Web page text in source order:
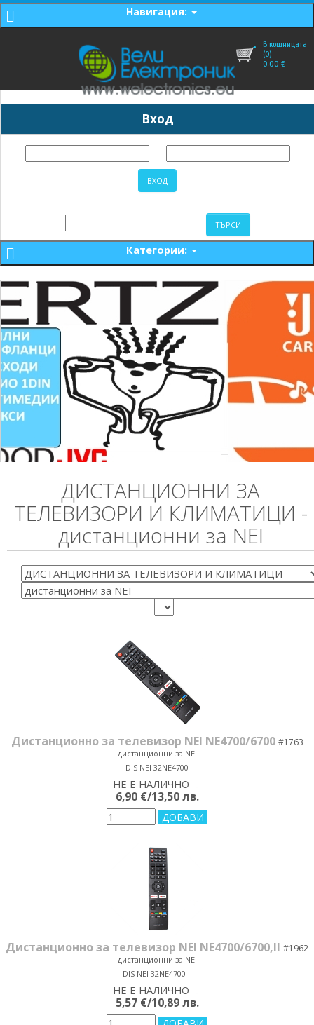
Навигация:
В кошницата
(0)
0,00 €
Вход
Категории:
ДИСТАНЦИОННИ ЗА
ТЕЛЕВИЗОРИ И КЛИМАТИЦИ -
дистанционни за NEI
Дистанционно за телевизор NEI NE4700/6700 #1763
дистанционни за NEI
DIS NEI 32NE4700
НЕ Е НАЛИЧНО
6,90 €/13,50 лв.
Дистанционно за телевизор NEI NE4700/6700,II #1962
дистанционни за NEI
DIS NEI 32NE4700 II
НЕ Е НАЛИЧНО
5,57 €/10,89 лв.